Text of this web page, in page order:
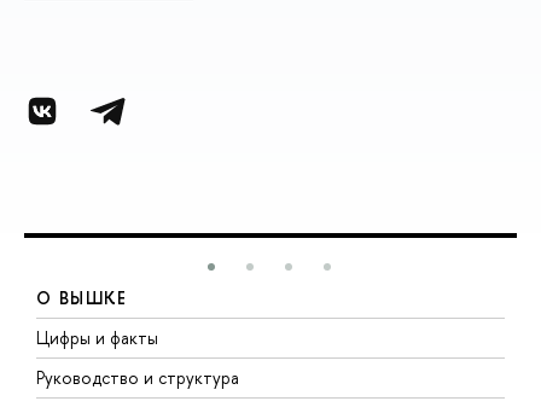
О ВЫШКЕ
Цифры и факты
Руководство и структура